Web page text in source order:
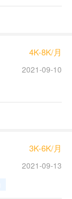
4K-8K/月
2021-09-10
3K-6K/月
2021-09-13